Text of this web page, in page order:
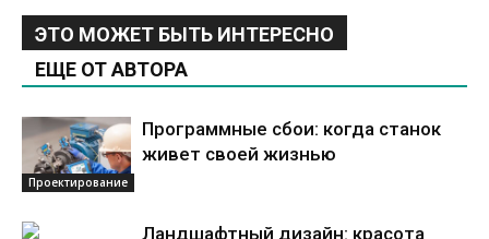
ЭТО МОЖЕТ БЫТЬ ИНТЕРЕСНО
ЕЩЕ ОТ АВТОРА
Проектирование
Программные сбои: когда станок
живет своей жизнью
Ландшафтный дизайн: красота